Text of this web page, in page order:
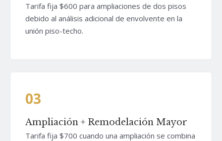
Tarifa fija $600 para ampliaciones de dos pisos
debido al análisis adicional de envolvente en la
unión piso-techo.
03
Ampliación + Remodelación Mayor
Tarifa fija $700 cuando una ampliación se combina